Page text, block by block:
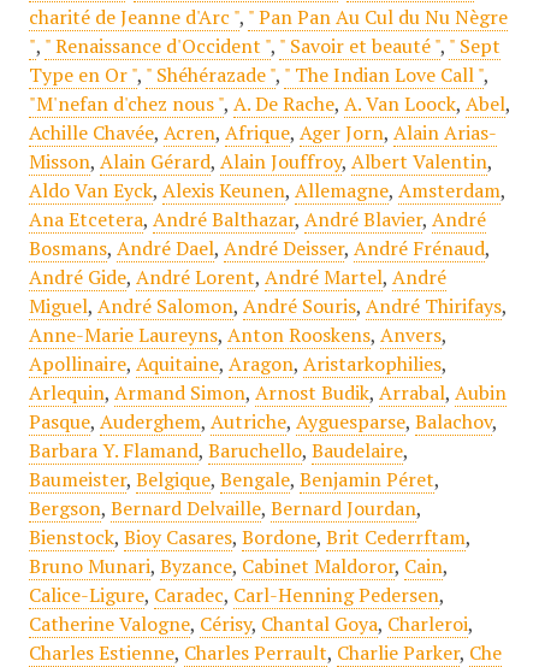
charité de Jeanne d'Arc ", " Pan Pan Au Cul du Nu Nègre
", " Renaissance d'Occident ", " Savoir et beauté ", " Sept
Type en Or ", " Shéhérazade ", " The Indian Love Call ",
"M'nefan d'chez nous ", A. De Rache, A. Van Loock, Abel,
Achille Chavée, Acren, Afrique, Ager Jorn, Alain Arias-
Misson, Alain Gérard, Alain Jouffroy, Albert Valentin,
Aldo Van Eyck, Alexis Keunen, Allemagne, Amsterdam,
Ana Etcetera, André Balthazar, André Blavier, André
Bosmans, André Dael, André Deisser, André Frénaud,
André Gide, André Lorent, André Martel, André
Miguel, André Salomon, André Souris, André Thirifays,
Anne-Marie Laureyns, Anton Rooskens, Anvers,
Apollinaire, Aquitaine, Aragon, Aristarkophilies,
Arlequin, Armand Simon, Arnost Budik, Arrabal, Aubin
Pasque, Auderghem, Autriche, Ayguesparse, Balachov,
Barbara Y. Flamand, Baruchello, Baudelaire,
Baumeister, Belgique, Bengale, Benjamin Péret,
Bergson, Bernard Delvaille, Bernard Jourdan,
Bienstock, Bioy Casares, Bordone, Brit Cederrftam,
Bruno Munari, Byzance, Cabinet Maldoror, Cain,
Calice-Ligure, Caradec, Carl-Henning Pedersen,
Catherine Valogne, Cérisy, Chantal Goya, Charleroi,
Charles Estienne, Charles Perrault, Charlie Parker, Che